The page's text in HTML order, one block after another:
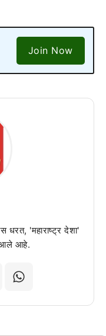
Join Now
धरत, 'महाराष्ट्र देशा'
आले आहे.